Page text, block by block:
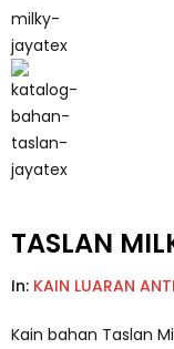
TASLAN
In: KAIN LUARAN
Kain bahan Taslan